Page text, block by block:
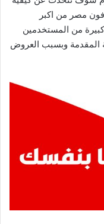
مصر من اكبر
من المستخدمين
المقدمة وبسبب العروض